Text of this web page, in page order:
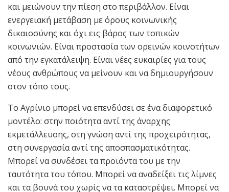
και μειώνουν την πίεση στο περιβάλλον. Είναι
ενεργειακή μετάβαση με όρους κοινωνικής
δικαιοσύνης και όχι εις βάρος των τοπικών
κοινωνιών. Είναι προστασία των ορεινών κοινοτήτων
από την εγκατάλειψη. Είναι νέες ευκαιρίες για τους
νέους ανθρώπους να μείνουν και να δημιουργήσουν
στον τόπο τους.
Το Αγρίνιο μπορεί να επενδύσει σε ένα διαφορετικό
μοντέλο: στην ποιότητα αντί της άναρχης
εκμετάλλευσης, στη γνώση αντί της προχειρότητας,
στη συνεργασία αντί της αποσπασματικότητας.
Μπορεί να συνδέσει τα προϊόντα του με την
ταυτότητα του τόπου. Μπορεί να αναδείξει τις λίμνες
και τα βουνά του χωρίς να τα καταστρέψει. Μπορεί να